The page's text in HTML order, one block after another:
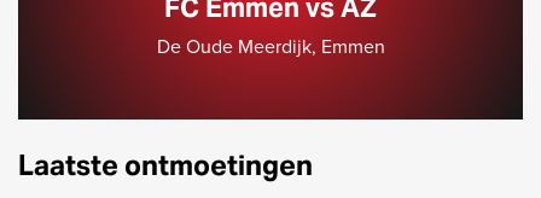
FC Emmen vs AZ
De Oude Meerdijk, Emmen
Laatste ontmoetingen